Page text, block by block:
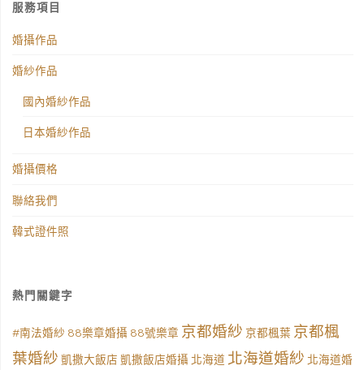
服務項目
婚攝作品
婚紗作品
國內婚紗作品
日本婚紗作品
婚攝價格
聯絡我們
韓式證件照
熱門關鍵字
#南法婚紗 88樂章婚攝 88號樂章 京都婚紗 京都楓葉 京都楓
葉婚紗 凱撒大飯店 凱撒飯店婚攝 北海道 北海道婚紗 北海道婚